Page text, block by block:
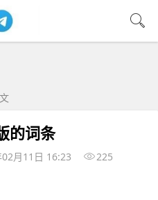
的词条
月11日 16:23
225